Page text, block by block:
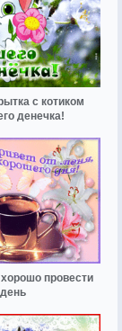
с котиком
денечка!
провести
день